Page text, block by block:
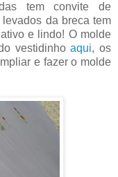
tem convite de
da breca tem
e lindo! O molde
vestidinhoaqui, os
e fazer o molde